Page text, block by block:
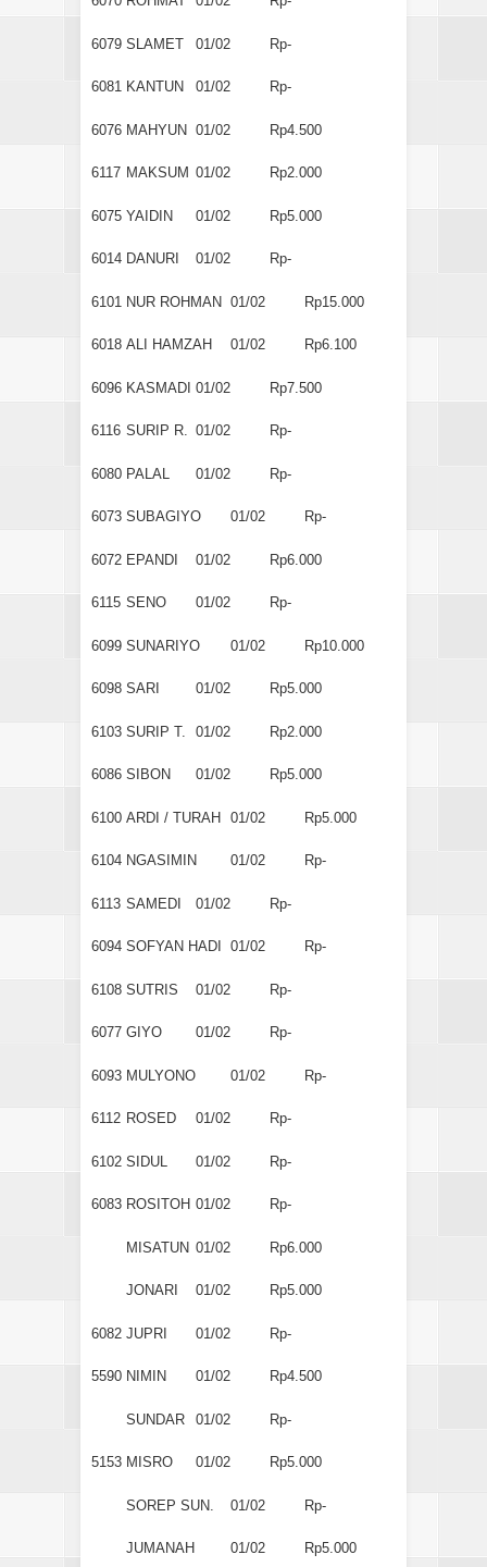
6079 SLAMET 01/02 Rp-
6081 KANTUN 01/02 Rp-
6076 MAHYUN 01/02 Rp4.500
6117 MAKSUM 01/02 Rp2.000
6075 YAIDIN 01/02 Rp5.000
6014 DANURI 01/02 Rp-
6101 NUR ROHMAN 01/02 Rp15.000
6018 ALI HAMZAH 01/02 Rp6.100
6096 KASMADI 01/02 Rp7.500
6116 SURIP R. 01/02 Rp-
6080 PALAL 01/02 Rp-
6073 SUBAGIYO 01/02 Rp-
6072 EPANDI 01/02 Rp6.000
6115 SENO 01/02 Rp-
6099 SUNARIYO 01/02 Rp10.000
6098 SARI 01/02 Rp5.000
6103 SURIP T. 01/02 Rp2.000
6086 SIBON 01/02 Rp5.000
6100 ARDI / TURAH 01/02 Rp5.000
6104 NGASIMIN 01/02 Rp-
6113 SAMEDI 01/02 Rp-
6094 SOFYAN HADI 01/02 Rp-
6108 SUTRIS 01/02 Rp-
6077 GIYO 01/02 Rp-
6093 MULYONO 01/02 Rp-
6112 ROSED 01/02 Rp-
6102 SIDUL 01/02 Rp-
6083 ROSITOH 01/02 Rp-
MISATUN 01/02 Rp6.000
JONARI 01/02 Rp5.000
6082 JUPRI 01/02 Rp-
5590 NIMIN 01/02 Rp4.500
SUNDAR 01/02 Rp-
5153 MISRO 01/02 Rp5.000
SOREP SUN. 01/02 Rp-
JUMANAH 01/02 Rp5.000